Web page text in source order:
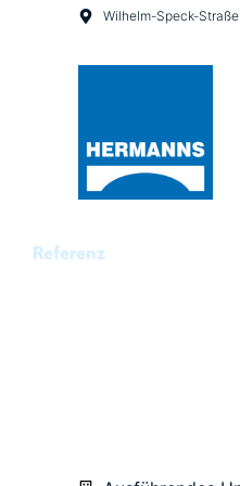
Wilhelm-Speck-Straße
Referenz